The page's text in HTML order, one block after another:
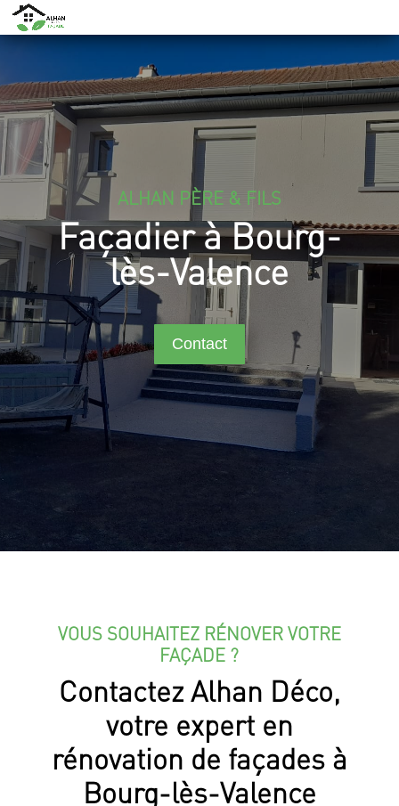
ALHAN PÈRE & FILS
Façadier à Bourg-
lès-Valence
Contact
VOUS SOUHAITEZ RÉNOVER VOTRE
FAÇADE ?
Contactez Alhan Déco,
votre expert en
rénovation de façades à
Bourg-lès-Valence